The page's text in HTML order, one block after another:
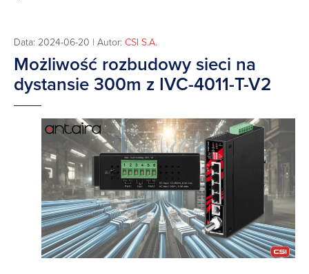
Data: 2024-06-20 | Autor: CSI S.A.
Możliwość rozbudowy sieci na
dystansie 300m z IVC-4011-T-V2